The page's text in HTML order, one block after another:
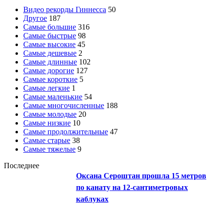
Видео рекорды Гиннесса 50
Другое 187
Самые большие 316
Самые быстрые 98
Самые высокие 45
Самые дешевые 2
Самые длинные 102
Самые дорогие 127
Самые короткие 5
Самые легкие 1
Самые маленькие 54
Самые многочисленные 188
Самые молодые 20
Самые низкие 10
Самые продолжительные 47
Самые старые 38
Самые тяжелые 9
Последнее
Оксана Сероштан прошла 15 метров
по канату на 12-сантиметровых
каблуках